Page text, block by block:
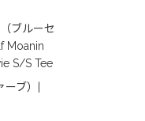
ブルーセ
Moanin
S/S Tee
ブ）|